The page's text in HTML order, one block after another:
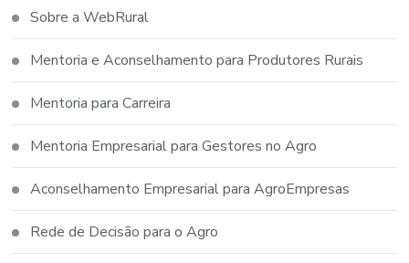
Sobre a WebRural
Mentoria e Aconselhamento para Produtores Rurais
Mentoria para Carreira
Mentoria Empresarial para Gestores no Agro
Aconselhamento Empresarial para AgroEmpresas
Rede de Decisão para o Agro